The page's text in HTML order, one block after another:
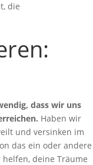
die
dass wir uns
Haben wir
und versinken im
das ein oder andere
deine Träume